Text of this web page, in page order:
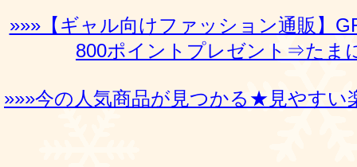
»»»【ギャル向けファッション通販】
800ポイントプレゼント⇒たま
»»»今の人気商品が見つかる★見やすい